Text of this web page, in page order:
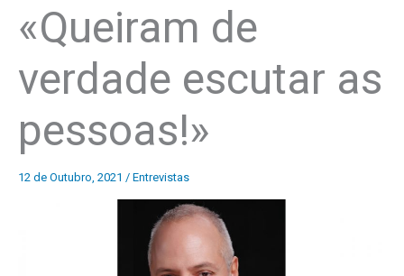
«Queiram de
verdade escutar as
pessoas!»
12 de Outubro, 2021 / Entrevistas